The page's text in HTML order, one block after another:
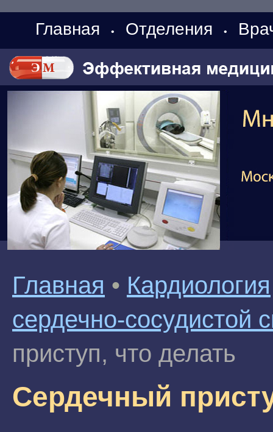
Главная • Отделения •
Главная • Кардиология
сердечно-сосудистой
приступ, что делать
Сердечный